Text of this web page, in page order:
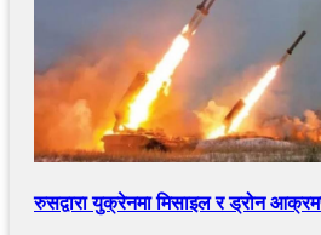
रुसद्वारा युक्रेनमा मिसाइल र ड्रोन